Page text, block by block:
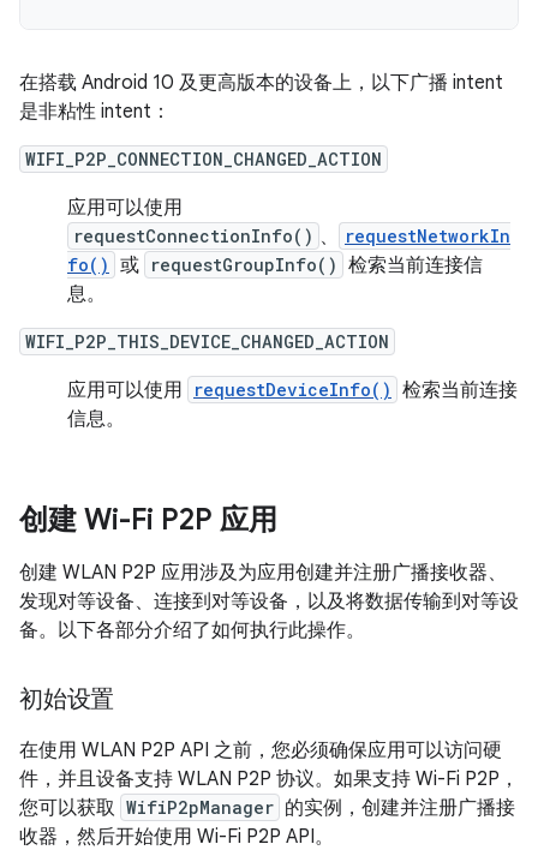
在搭载 Android 10 及更高版本的设备上，以下广播 intent
是非粘性 intent：
WIFI_P2P_CONNECTION_CHANGED_ACTION
应用可以使用
requestConnectionInfo() 、
requestNetworkIn
fo() 或 requestGroupInfo() 检索当前连接信
息。
WIFI_P2P_THIS_DEVICE_CHANGED_ACTION
应用可以使用 requestDeviceInfo() 检索当前连接
信息。
创建 Wi-Fi P2P 应用
创建 WLAN P2P 应用涉及为应用创建并注册广播接收器、
发现对等设备、连接到对等设备，以及将数据传输到对等设
备。以下各部分介绍了如何执行此操作。
初始设置
在使用 WLAN P2P API 之前，您必须确保应用可以访问硬
件，并且设备支持 WLAN P2P 协议。如果支持 Wi-Fi P2P，
您可以获取 WifiP2pManager 的实例，创建并注册广播接
收器，然后开始使用 Wi-Fi P2P API。